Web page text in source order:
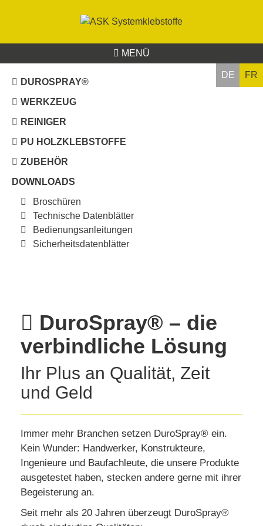
MENÜ
DE FR
DUROSPRAY®
WERKZEUG
REINIGER
PU HOLZKLEBSTOFFE
ZUBEHÖR
DOWNLOADS
Broschüren
Technische Datenblätter
Bedienungsanleitungen
Sicherheitsdatenblätter
DuroSpray® – die
verbindliche Lösung
Ihr Plus an Qualität, Zeit
und Geld
Immer mehr Branchen setzen DuroSpray® ein.
Kein Wunder: Handwerker, Konstrukteure,
Ingenieure und Baufachleute, die unsere Produkte
ausgetestet haben, stecken andere gerne mit ihrer
Begeisterung an.
Seit mehr als 20 Jahren überzeugt DuroSpray®